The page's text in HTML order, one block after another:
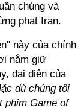
chúng và
phạt Iran.
này của chính
nắm giữ
đại diện của
dù chúng tôi
phim Game of